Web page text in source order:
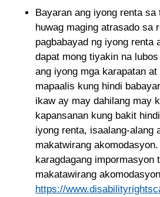
Bayaran ang iyong renta sa
huwag maging atrasado sa
pagbabayad ng iyong renta
dapat mong tiyakin na
ang iyong mga karapatan at
mapaalis kung hindi
ikaw ay may dahilang may
kapansanan kung bakit
iyong renta, isaalang-alang
makatwirang
karagdagang impormasyon
makatawirang
https://